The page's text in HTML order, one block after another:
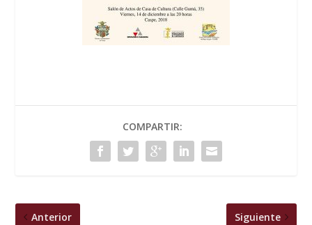
COMPARTIR:
Anterior Siguiente